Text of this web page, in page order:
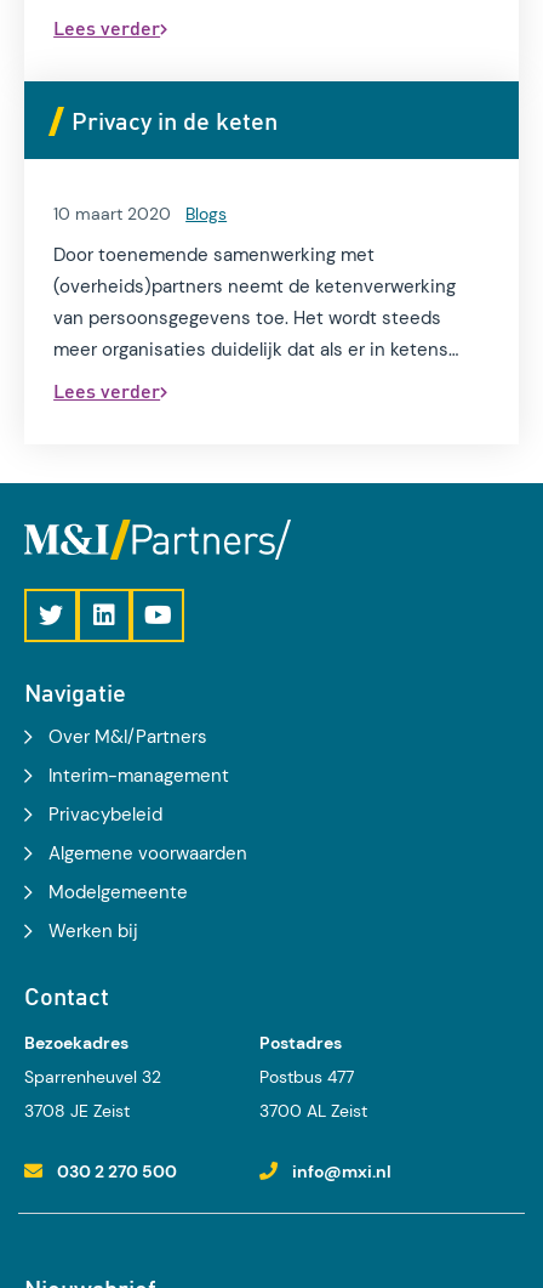
delen op de goede manier blijft een uitdaging.
ketens nodig is, vertelt Frank Hendriksen.
Lees verder
Privacy in de keten
10 maart 2020 Blogs
Door toenemende samenwerking met
(overheids)partners neemt de ketenverwerking
van persoonsgegevens toe. Het wordt steeds
meer organisaties duidelijk dat als er in ketens
gewerkt wordt, de uitdagingen en risico's rondom
Lees verder
Navigatie
Over M&I/Partners
Interim-management
Privacybeleid
Algemene voorwaarden
Modelgemeente
Werken bij
Contact
Bezoekadres
Sparrenheuvel 32
3708 JE Zeist
Postadres
Postbus 477
3700 AL Zeist
030 2 270 500 info@mxi.nl